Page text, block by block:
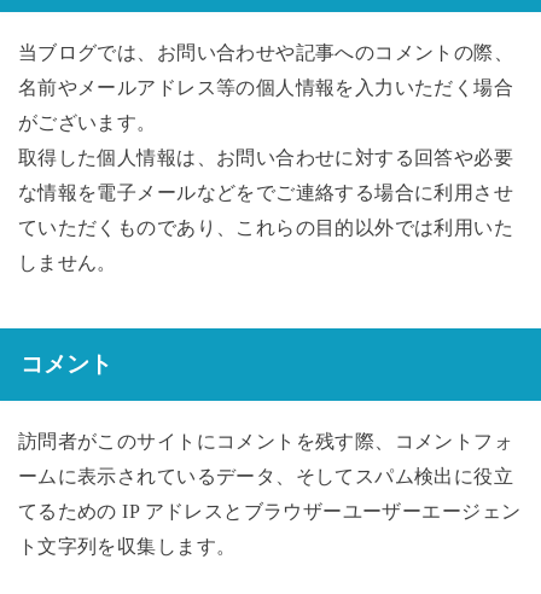
当ブログでは、お問い合わせや記事へのコメントの際、
名前やメールアドレス等の個人情報を入力いただく場合
がございます。
取得した個人情報は、お問い合わせに対する回答や必要
な情報を電子メールなどをでご連絡する場合に利用させ
ていただくものであり、これらの目的以外では利用いた
しません。
コメント
訪問者がこのサイトにコメントを残す際、コメントフォ
ームに表示されているデータ、そしてスパム検出に役立
てるための IP アドレスとブラウザーユーザーエージェン
ト文字列を収集します。